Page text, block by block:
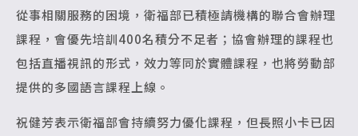
從事相關服務的困境，衛福部已積極請機構的聯合會辦理
課程，會優先培訓400名積分不足者；協會辦理的課程也
包括直播視訊的形式，效力等同於實體課程，也將勞動部
提供的多國語言課程上線。
祝健芳表示衛福部會持續努力優化課程，但長照小卡已因